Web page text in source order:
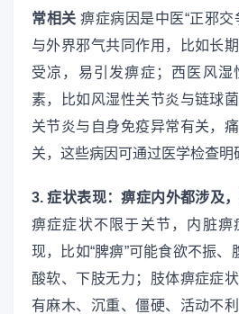
常相关 痹症病因是中医“正邪交
与外界邪气共同作用，比如长
受凉，易引发痹症；西医风湿
素，比如风湿性关节炎与链球
关节炎与自身免疫异常有关，
关，这些病因可通过医学检查明
3. 症状表现：痹症内外都涉及
痹症症状不限于关节，内脏痹
现，比如“脾痹”可能食欲不振、
酸软、下肢无力；肢体痹症症
有麻木、沉重、僵硬、活动不